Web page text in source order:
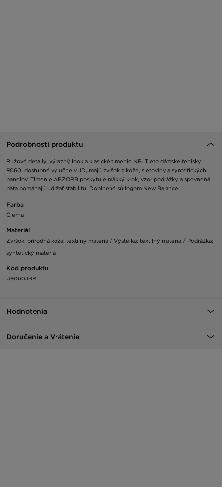
Podrobnosti produktu
Ružové detaily, výrazný look a klasické tlmenie NB. Tieto dámske tenisky
9060, dostupné výlučne v JD, majú zvršok z kože, sieťoviny a syntetických
panelov. Tlmenie ABZORB poskytuje mäkký krok, vzor podrážky a spevnená
päta pomáhajú udržať stabilitu. Doplnené sú logom New Balance.
Farba
Čierna
Materiál
Zvršok: prírodná koža, textilný materiál/ Výstelka: textilný materiál/ Podrážka:
syntetický materiál
Kód produktu
U9060JBR
Hodnotenia
Doručenie a Vrátenie